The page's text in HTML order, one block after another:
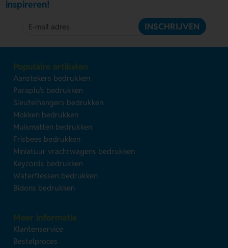
inspireren!
INSCHRIJVEN
Populaire artikelen
Aanstekers bedrukken
Paraplu's bedrukken
Sleutelhangers bedrukken
Mokken bedrukken
Muismatten bedrukken
Frisbees bedrukken
Miniatuur vrachtwagens bedrukken
Keycords bedrukken
Waterflessen bedrukken
Bidons bedrukken
Meer informatie
Klantenservice
Bestelproces